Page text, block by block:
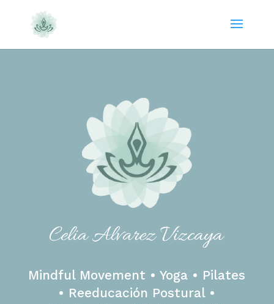
Mindful Movement • Yoga • Pilates
• Reeducación Postural •